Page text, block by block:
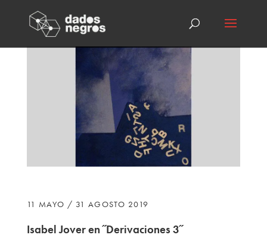
11 MAYO / 31 AGOSTO 2019
Isabel Jover en ˝Derivaciones 3˝